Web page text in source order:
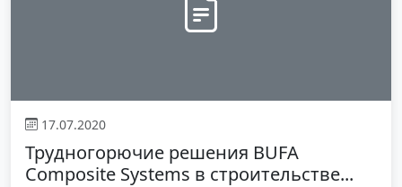
17.07.2020
Трудногорючие решения BUFA
Composite Systems в строительстве...